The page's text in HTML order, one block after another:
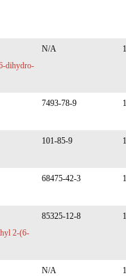
dihydro-
N/A
7493-78-9
101-85-9
68475-42-3
2-(6-
85325-12-8
N/A